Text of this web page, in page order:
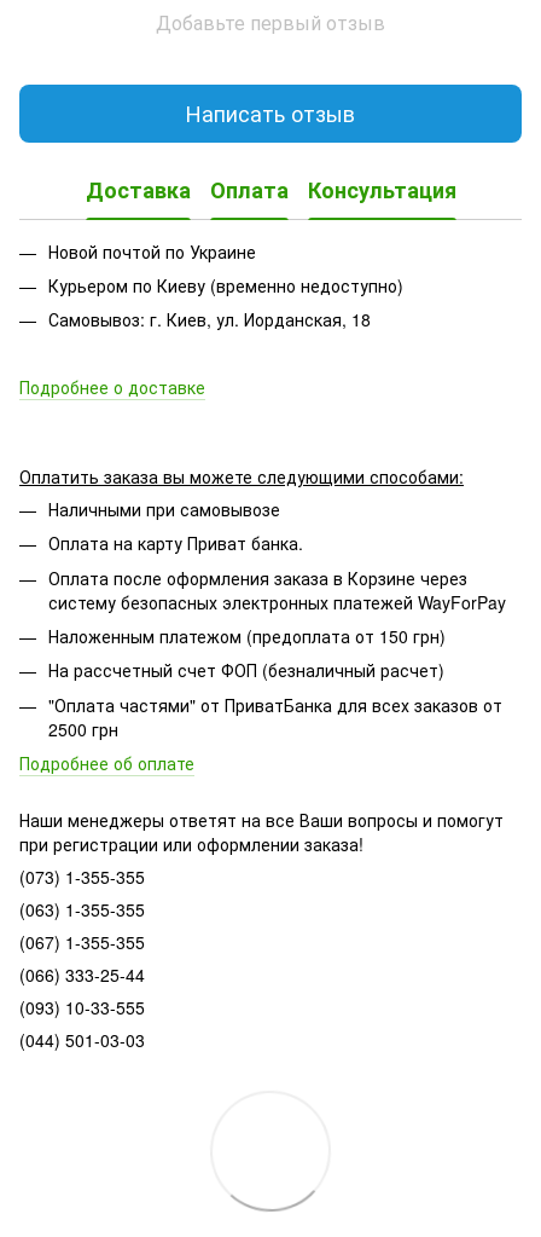
Добавьте первый отзыв
Написать отзыв
Доставка Оплата Консультация
Новой почтой по Украине
Курьером по Киеву (временно недоступно)
Самовывоз: г. Киев, ул. Иорданская, 18
Подробнее о доставке
Оплатить заказа вы можете следующими способами:
Наличными при самовывозе
Оплата на карту Приват банка.
Оплата после оформления заказа в Корзине через
систему безопасных электронных платежей WayForPay
Наложенным платежом (предоплата от 150 грн)
На рассчетный счет ФОП (безналичный расчет)
"Оплата частями" от ПриватБанка для всех заказов от
2500 грн
Подробнее об оплате
Наши менеджеры ответят на все Ваши вопросы и помогут
при регистрации или оформлении заказа!
(073) 1-355-355
(063) 1-355-355
(067) 1-355-355
(066) 333-25-44
(093) 10-33-555
(044) 501-03-03